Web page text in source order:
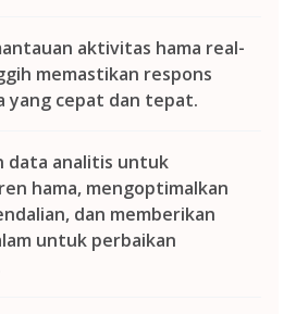
aktivitas hama real-
memastikan respons
yang cepat dan tepat.
data analitis untuk
hama, mengoptimalkan
dan memberikan
untuk perbaikan